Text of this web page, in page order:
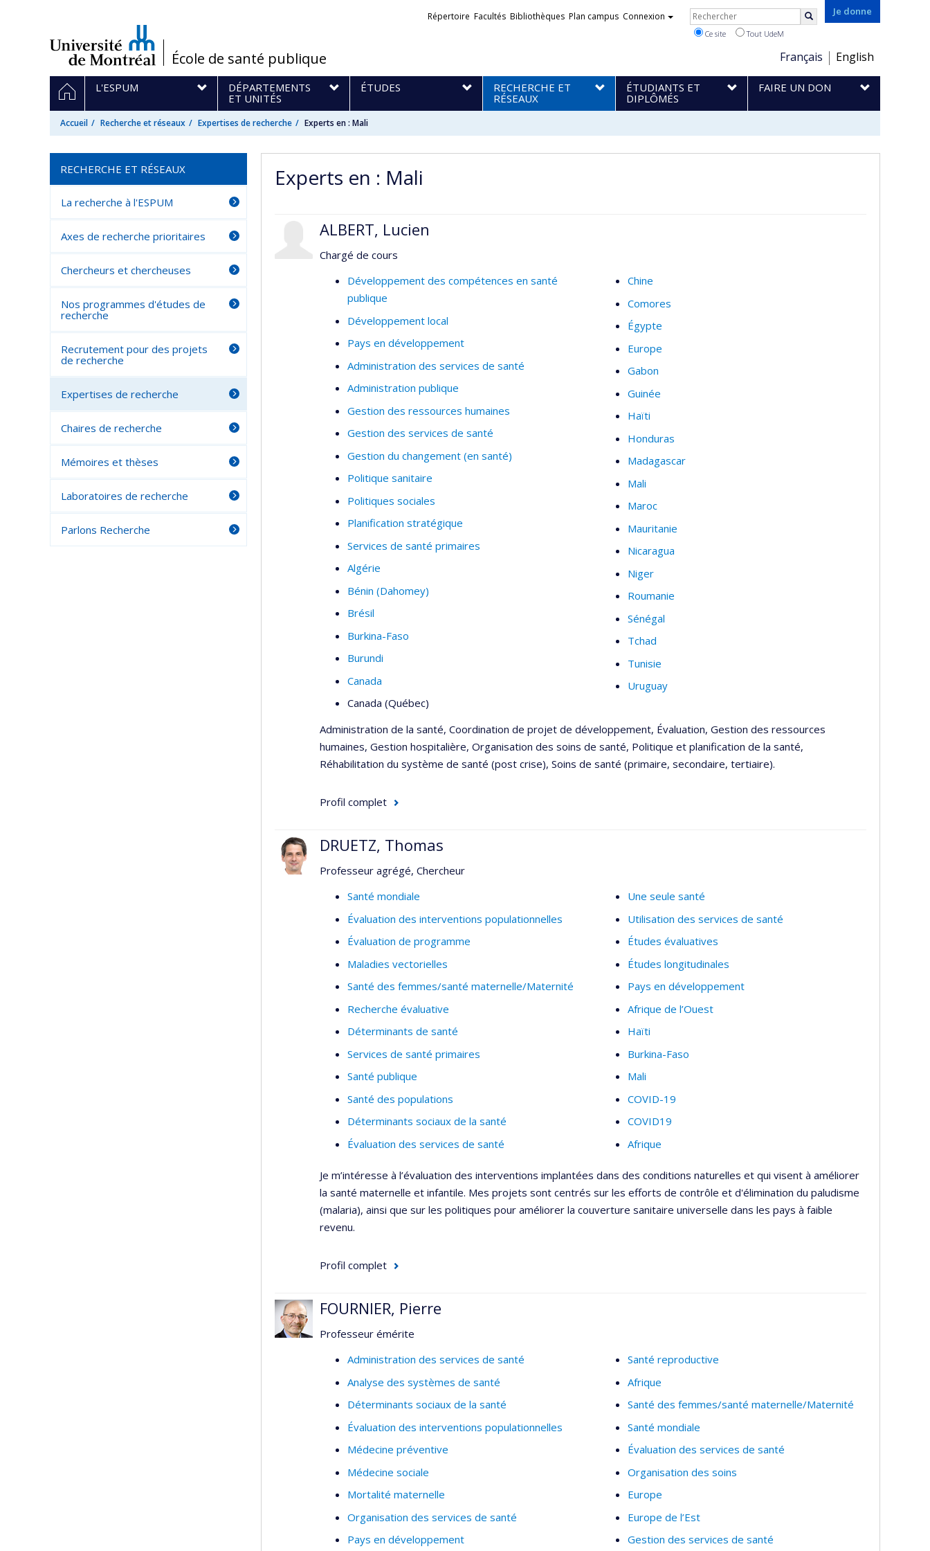
/École de santé publique
Je donne
Choix
de
la
langue
Français English
Liens
Répertoire Facultés Bibliothèques Plan campus Connexion Rechercher
Ce site Tout UdeM
Navigation
principale
ACCUEIL
L'ESPUM
DÉPARTEMENTS
ET UNITÉS
ÉTUDES
RECHERCHE ET
RÉSEAUX
ÉTUDIANTS ET
DIPLÔMÉS
FAIRE UN DON
Accueil Recherche et réseaux Expertises de recherche Experts en : Mali
Experts en : Mali
ALBERT, Lucien
Chargé de cours
Développement des compétences en santé
publique
Développement local
Pays en développement
Administration des services de santé
Administration publique
Gestion des ressources humaines
Gestion des services de santé
Gestion du changement (en santé)
Politique sanitaire
Politiques sociales
Planification stratégique
Services de santé primaires
Algérie
Bénin (Dahomey)
Brésil
Burkina-Faso
Burundi
Canada
Canada (Québec)
Chine
Comores
Égypte
Europe
Gabon
Guinée
Haïti
Honduras
Madagascar
Mali
Maroc
Mauritanie
Nicaragua
Niger
Roumanie
Sénégal
Tchad
Tunisie
Uruguay
Administration de la santé, Coordination de projet de développement, Évaluation, Gestion des ressources
humaines, Gestion hospitalière, Organisation des soins de santé, Politique et planification de la santé,
Réhabilitation du système de santé (post crise), Soins de santé (primaire, secondaire, tertiaire).
Profil complet
DRUETZ, Thomas
Professeur agrégé, Chercheur
Santé mondiale
Évaluation des interventions populationnelles
Évaluation de programme
Maladies vectorielles
Santé des femmes/santé maternelle/Maternité
Recherche évaluative
Déterminants de santé
Services de santé primaires
Santé publique
Santé des populations
Déterminants sociaux de la santé
Évaluation des services de santé
Une seule santé
Utilisation des services de santé
Études évaluatives
Études longitudinales
Pays en développement
Afrique de l’Ouest
Haïti
Burkina-Faso
Mali
COVID-19
COVID19
Afrique
Je m’intéresse à l’évaluation des interventions implantées dans des conditions naturelles et qui visent à améliorer
la santé maternelle et infantile. Mes projets sont centrés sur les efforts de contrôle et d'élimination du paludisme
(malaria), ainsi que sur les politiques pour améliorer la couverture sanitaire universelle dans les pays à faible
revenu.
Profil complet
FOURNIER, Pierre
Professeur émérite
Administration des services de santé
Analyse des systèmes de santé
Déterminants sociaux de la santé
Évaluation des interventions populationnelles
Médecine préventive
Médecine sociale
Mortalité maternelle
Organisation des services de santé
Pays en développement
Santé reproductive
Afrique
Santé des femmes/santé maternelle/Maternité
Santé mondiale
Évaluation des services de santé
Organisation des soins
Europe
Europe de l’Est
Gestion des services de santé
RECHERCHE ET RÉSEAUX
La recherche à l'ESPUM
Axes de recherche prioritaires
Chercheurs et chercheuses
Nos programmes d'études de
recherche
Recrutement pour des projets
de recherche
Expertises de recherche
Chaires de recherche
Mémoires et thèses
Laboratoires de recherche
Parlons Recherche